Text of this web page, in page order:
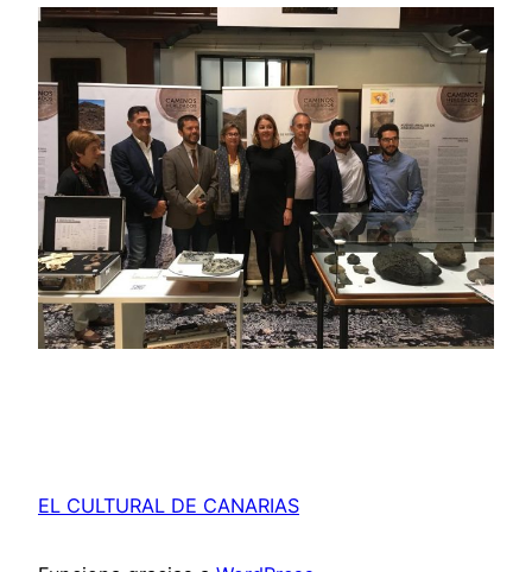
EL CULTURAL DE CANARIAS